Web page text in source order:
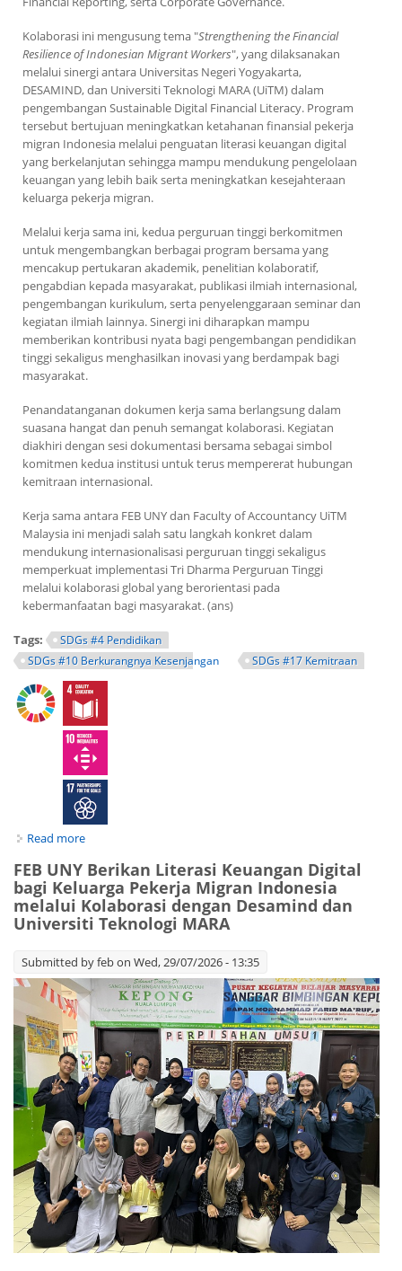
Kolaborasi ini mengusung tema "Strengthening the Financial
Resilience of Indonesian Migrant Workers", yang dilaksanakan
melalui sinergi antara Universitas Negeri Yogyakarta,
DESAMIND, dan Universiti Teknologi MARA (UiTM) dalam
pengembangan Sustainable Digital Financial Literacy. Program
tersebut bertujuan meningkatkan ketahanan finansial pekerja
migran Indonesia melalui penguatan literasi keuangan digital
yang berkelanjutan sehingga mampu mendukung pengelolaan
keuangan yang lebih baik serta meningkatkan kesejahteraan
keluarga pekerja migran.
Melalui kerja sama ini, kedua perguruan tinggi berkomitmen
untuk mengembangkan berbagai program bersama yang
mencakup pertukaran akademik, penelitian kolaboratif,
pengabdian kepada masyarakat, publikasi ilmiah internasional,
pengembangan kurikulum, serta penyelenggaraan seminar dan
kegiatan ilmiah lainnya. Sinergi ini diharapkan mampu
memberikan kontribusi nyata bagi pengembangan pendidikan
tinggi sekaligus menghasilkan inovasi yang berdampak bagi
masyarakat.
Penandatanganan dokumen kerja sama berlangsung dalam
suasana hangat dan penuh semangat kolaborasi. Kegiatan
diakhiri dengan sesi dokumentasi bersama sebagai simbol
komitmen kedua institusi untuk terus mempererat hubungan
kemitraan internasional.
Kerja sama antara FEB UNY dan Faculty of Accountancy UiTM
Malaysia ini menjadi salah satu langkah konkret dalam
mendukung internasionalisasi perguruan tinggi sekaligus
memperkuat implementasi Tri Dharma Perguruan Tinggi
melalui kolaborasi global yang berorientasi pada
kebermanfaatan bagi masyarakat. (ans)
Tags:
SDGs #4 Pendidikan
SDGs #10 Berkurangnya Kesenjangan
SDGs #17 Kemitraan
Read more
Kolaborasi Literasi Keuangan Digital Berkelanjutan
FEB UNY Berikan Literasi Keuangan Digital
bagi Keluarga Pekerja Migran Indonesia
melalui Kolaborasi dengan Desamind dan
Universiti Teknologi MARA
Submitted byfebon Wed, 29/07/2026 - 13:35